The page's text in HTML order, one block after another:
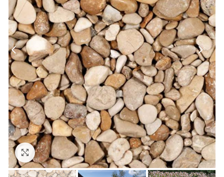
Click to enlarge